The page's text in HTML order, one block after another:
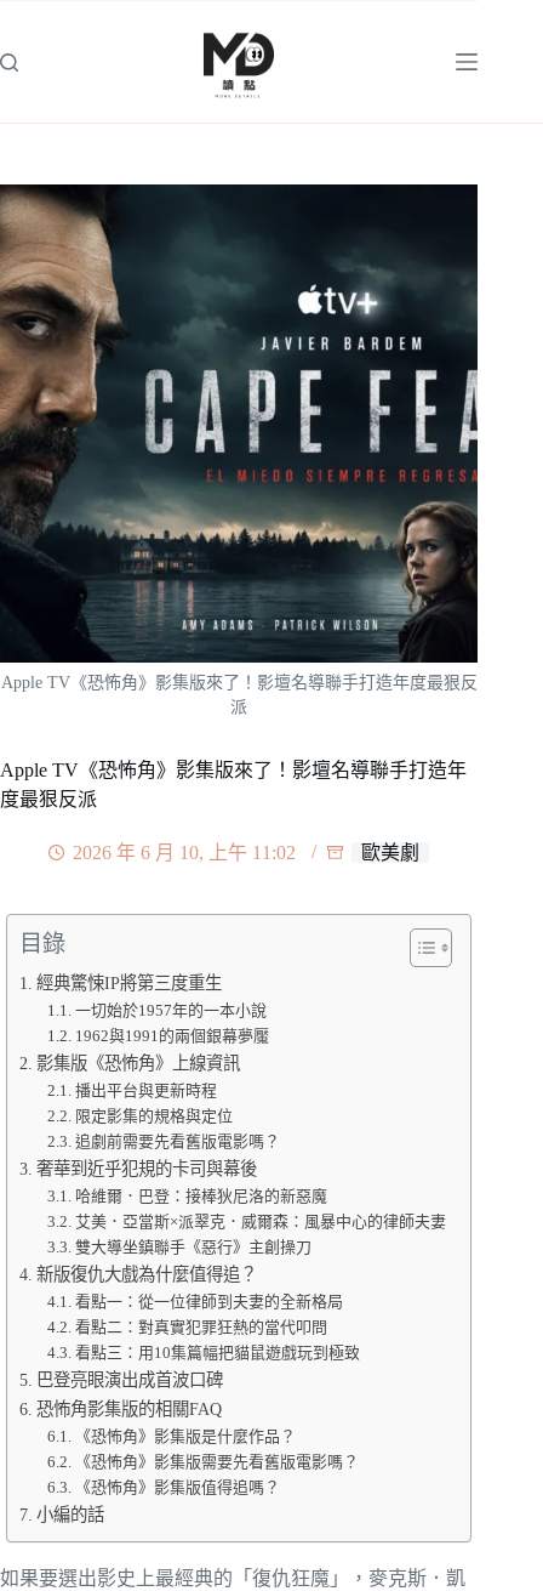
主
Apple TV《恐怖角》影集版來了！影壇名導聯手打造年度最狠反
派
Apple TV《恐怖角》影集版來了！影壇名導聯手打造年
度最狠反派
2026 年 6 月 10, 上午 11:02 歐美劇
目錄
經典驚悚IP將第三度重生
一切始於1957年的一本小說
1962與1991的兩個銀幕夢魘
影集版《恐怖角》上線資訊
播出平台與更新時程
限定影集的規格與定位
追劇前需要先看舊版電影嗎？
奢華到近乎犯規的卡司與幕後
哈維爾．巴登：接棒狄尼洛的新惡魔
艾美．亞當斯×派翠克．威爾森：風暴中心的律師夫妻
雙大導坐鎮聯手《惡行》主創操刀
新版復仇大戲為什麼值得追？
看點一：從一位律師到夫妻的全新格局
看點二：對真實犯罪狂熱的當代叩問
看點三：用10集篇幅把貓鼠遊戲玩到極致
巴登亮眼演出成首波口碑
恐怖角影集版的相關FAQ
《恐怖角》影集版是什麼作品？
《恐怖角》影集版需要先看舊版電影嗎？
《恐怖角》影集版值得追嗎？
小編的話
如果要選出影史上最經典的「復仇狂魔」，麥克斯．凱